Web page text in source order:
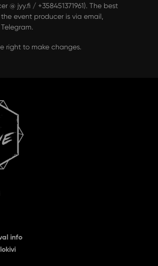
@ jyy.fi / +358451371961). The best
event producer is via email,
right to make changes.
info